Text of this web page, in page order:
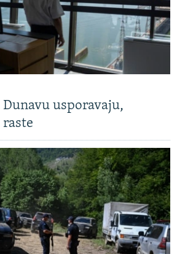
usporavaju,